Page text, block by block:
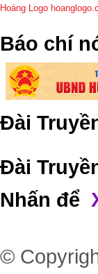
Hoàng Logo
​Báo chí
Đài
Đài
Nhấn để
©